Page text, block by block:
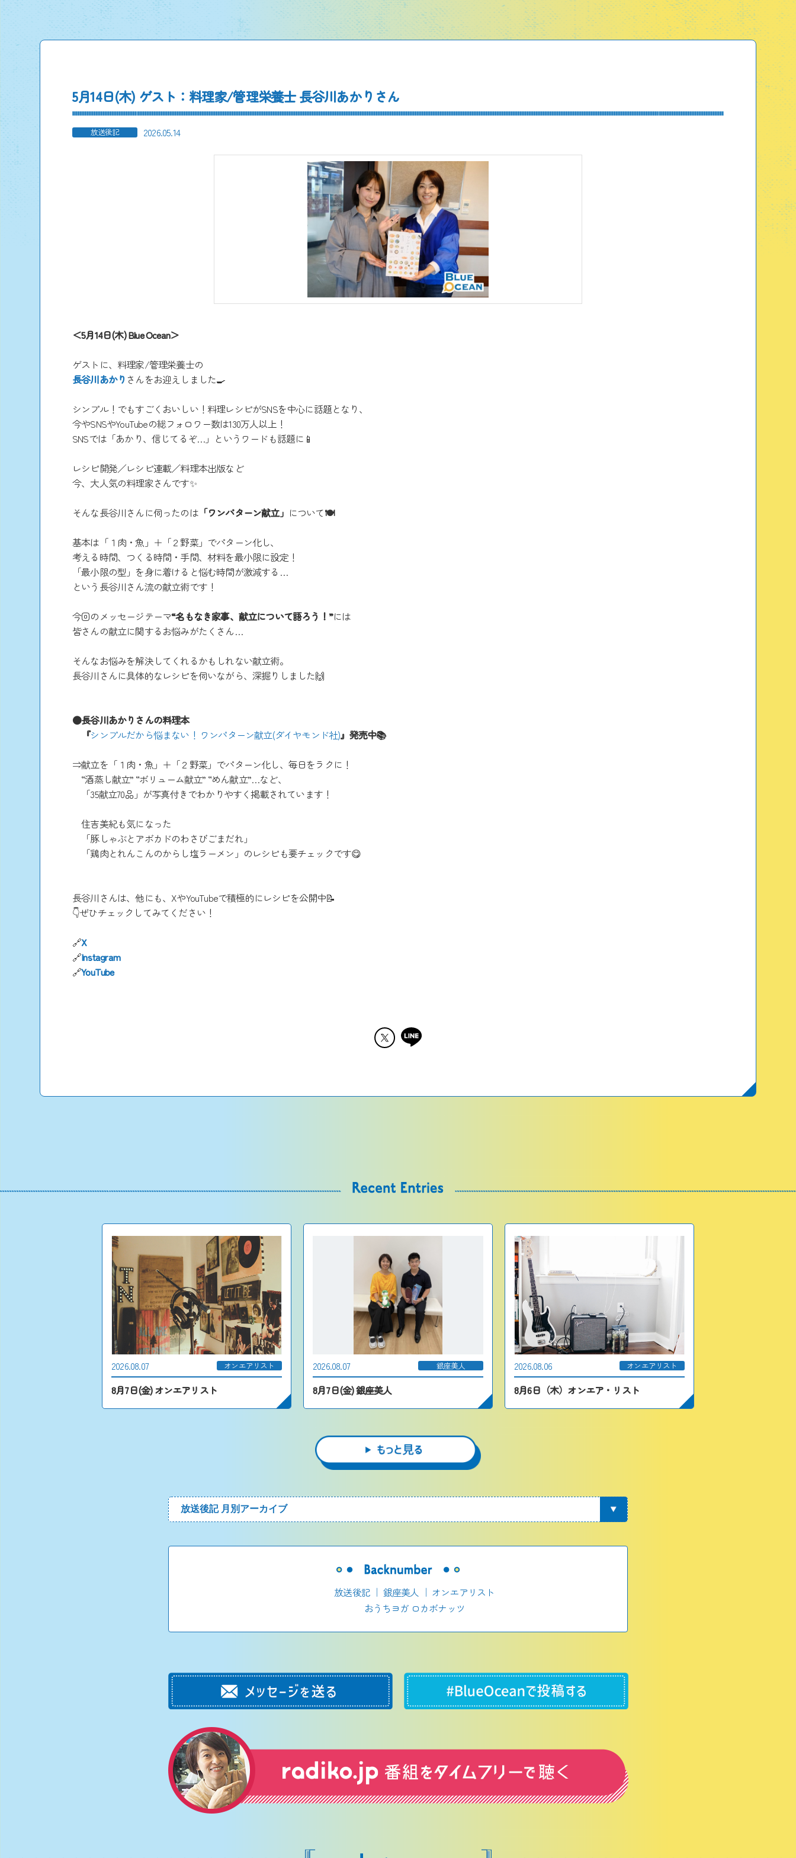
5月14日(木) ゲスト：料理家/管理栄養士 長谷川あかりさん
放送後記 2026.05.14
＜5月14日(木) Blue Ocean＞
ゲストに、料理家/管理栄養士の
長谷川あかり さんをお迎えしました🍳
シンプル！でもすごくおいしい！料理レシピがSNSを中心に話題となり、
今やSNSやYouTubeの総フォロワー数は130万人以上！
SNSでは「あかり、信じてるぞ…」というワードも話題に📱
レシピ開発／レシピ連載／料理本出版など
今、大人気の料理家さんです✨
そんな長谷川さんに伺ったのは「ワンパターン献立」 について🍽️
基本は「１肉・魚」＋「２野菜」でパターン化し、
考える時間、つくる時間・手間、材料を最小限に設定！
「最小限の型」を身に着けると悩む時間が激減する…
という長谷川さん流の献立術です！
今回のメッセージテーマ“名もなき家事、献立について語ろう！”には
皆さんの献立に関するお悩みがたくさん…
そんなお悩みを解決してくれるかもしれない献立術。
長谷川さんに具体的なレシピを伺いながら、深掘りしました🙌
●長谷川あかりさんの料理本
『シンプルだから悩まない！ ワンパターン献立(ダイヤモンド社)』発売中📚
⇒献立を「１肉・魚」＋「２野菜」でパターン化し、毎日をラクに！
“酒蒸し献立” “ボリューム献立” “めん献立”…など、
「35献立70品」が写真付きでわかりやすく掲載されています！
住吉美紀も気になった
「豚しゃぶとアボカドのわさびごまだれ」
「鶏肉とれんこんのからし塩ラーメン」のレシピも要チェックです😋
長谷川さんは、他にも、XやYouTubeで積極的にレシピを公開中📝
👇ぜひチェックしてみてください！
🔗X
🔗Instagram
🔗YouTube
2026.08.07 オンエアリスト
8月7日(金) オンエアリスト
2026.08.07 銀座美人
8月7日(金) 銀座美人
2026.08.06 オンエアリスト
8月6日（木）オンエア・リスト
放送後記 ｜ 銀座美人 ｜ オンエアリスト
おうちヨガ ロカボナッツ